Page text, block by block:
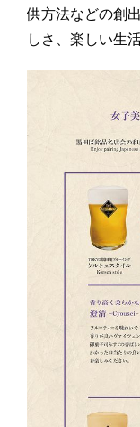
供方法などの創
しさ、楽しい生